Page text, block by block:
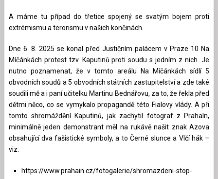
A máme tu případ do třetice spojený se svatým bojem proti
extrémismu a terorismu v našich končinách.
Dne 6. 8. 2025 se konal před Justičním palácem v Praze 10 Na
Míčánkách protest tzv. Kaputinů proti soudu s jedním z nich. Je
nutno poznamenat, že v tomto areálu Na Míčánkách sídlí 5
obvodních soudů a 5 obvodních státních zastupitelství a zde také
soudili mě a i paní učitelku Martinu Bednářovu, za to, že řekla před
dětmi něco, co se vymykalo propagandě této Fialovy vlády. A při
tomto shromáždění Kaputinů, jak zachytil fotograf z PrahaIn,
minimálně jeden demonstrant měl na rukávě našit znak Azova
obsahující dva fašistické symboly, a to Černé slunce a Vlčí hák –
viz:
https://www.prahain.cz/fotogalerie/shromazdeni-stop-